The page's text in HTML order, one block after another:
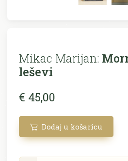
Mikac Marijan:
leševi
€ 45,00
Dodaj u košaricu